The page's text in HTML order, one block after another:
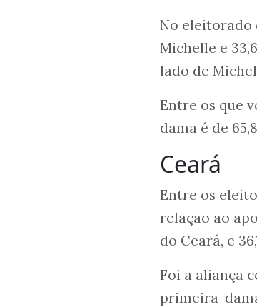
No eleitorado
Michelle e
lado de
Entre os que
dama é de
Ceará
Entre os
relação ao
do Ceará, e
Foi a aliança
primeira-